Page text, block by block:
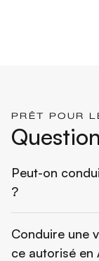
PRÊT POUR
Peut-on
?
Conduire une
ce autorisé en